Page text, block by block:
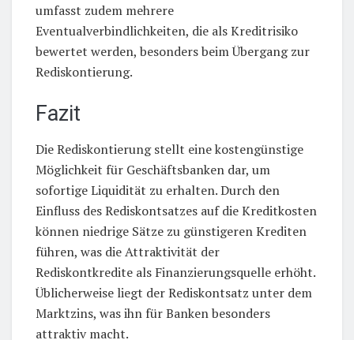
umfasst zudem mehrere
Eventualverbindlichkeiten, die als Kreditrisiko
bewertet werden, besonders beim Übergang zur
Rediskontierung.
Fazit
Die Rediskontierung stellt eine kostengünstige
Möglichkeit für Geschäftsbanken dar, um
sofortige Liquidität zu erhalten. Durch den
Einfluss des Rediskontsatzes auf die Kreditkosten
können niedrige Sätze zu günstigeren Krediten
führen, was die Attraktivität der
Rediskontkredite als Finanzierungsquelle erhöht.
Üblicherweise liegt der Rediskontsatz unter dem
Marktzins, was ihn für Banken besonders
attraktiv macht.